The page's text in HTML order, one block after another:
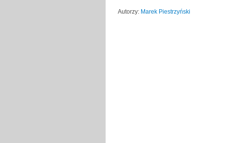
Autorzy: Marek Piestrzyński